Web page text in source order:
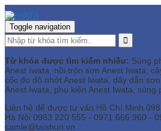
Toggle navigation
Từ khóa được tìm kiếm nhiều: Súng
Anest Iwata, nồi trộn sơn Anest Iwata,
cốc đo độ nhớt Anest Iwata, dây dẫn
Anest Iwata, phụ kiện Anest Iwata, súng
Liên hệ để được tư vấn Hồ Chí Minh
Hà Nội 0983 220 555 - 0971 666 960 -
camle@taishun.vn